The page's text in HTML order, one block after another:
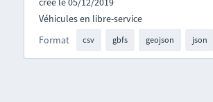
Format csv gbfs geojson json
Véhicules en libre-service